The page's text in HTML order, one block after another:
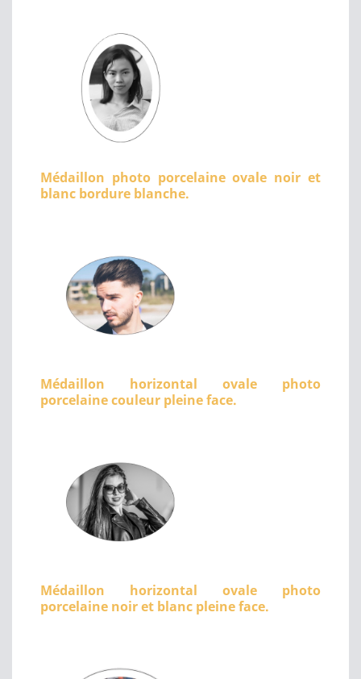
Médaillon photo porcelaine ovale noir et
blanc bordure blanche.
Médaillon horizontal ovale photo
porcelaine couleur pleine face.
Médaillon horizontal ovale photo
porcelaine noir et blanc pleine face.